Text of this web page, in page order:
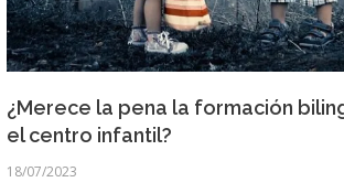
¿Merece la pena la formación
el centro infantil?
18/07/2023